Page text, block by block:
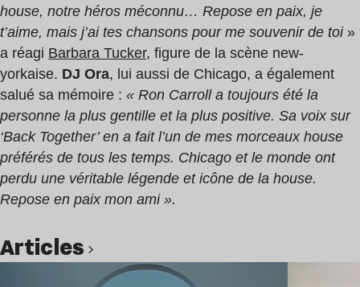
house, notre héros méconnu… Repose en paix, je
t’aime, mais j’ai tes chansons pour me souvenir de toi»
a réagi Barbara Tucker, figure de la scène new-
yorkaise. DJ Ora, lui aussi de Chicago, a également
salué sa mémoire : « Ron Carroll a toujours été la
personne la plus gentille et la plus positive. Sa voix sur
‘Back Together’ en a fait l’un de mes morceaux house
préférés de tous les temps. Chicago et le monde ont
perdu une véritable légende et icône de la house.
Repose en paix mon ami ».
Articles